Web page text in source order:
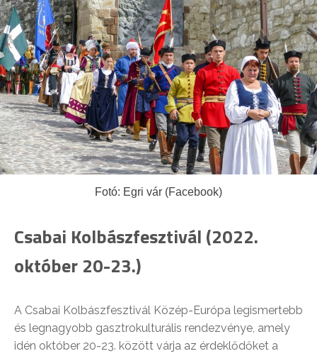
Fotó: Egri vár (Facebook)
Csabai Kolbászfesztivál (2022.
október 20-23.)
A Csabai Kolbászfesztivál Közép-Európa legismertebb
és legnagyobb gasztrokulturális rendezvénye, amely
idén október 20-23. között várja az érdeklődőket a